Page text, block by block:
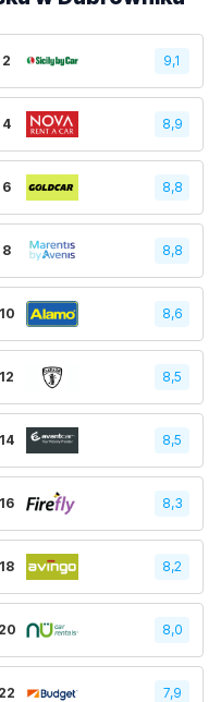
2 9,1
4 8,9
6 8,8
8 8,8
10 8,6
12 8,5
14 8,5
16 8,3
18 8,2
20 8,0
22 7,9